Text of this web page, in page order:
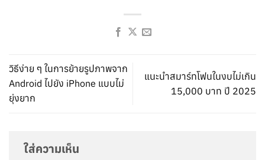
วิธีง่าย ๆ ในการย้ายรูปภาพจาก
Android ไปยัง iPhone แบบไม่
ยุ่งยาก
แนะนำสมาร์ทโฟนในงบไม่เกิน
15,000 บาท ปี 2025
ใส่ความเห็น